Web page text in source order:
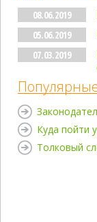
08.06.2019
05.06.2019
07.03.2019
Куда пойти
Толковый